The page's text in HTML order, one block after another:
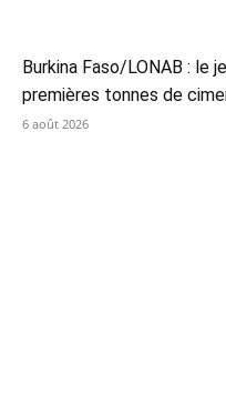
Burkina Faso/LONAB : le
premières tonnes de
6 août 2026